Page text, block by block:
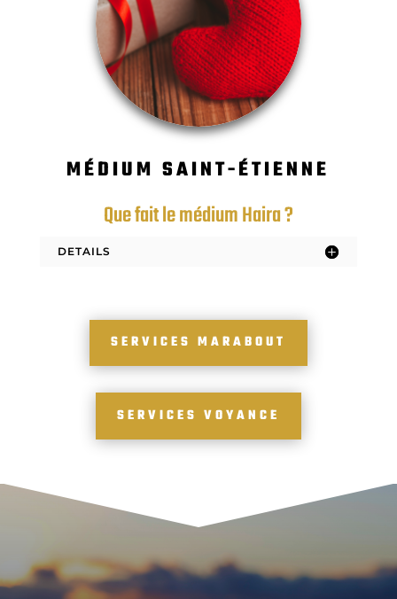
MÉDIUM SAINT-ÉTIENNE
Que fait le médium Haira ?
DETAILS
SERVICES MARABOUT
SERVICES VOYANCE